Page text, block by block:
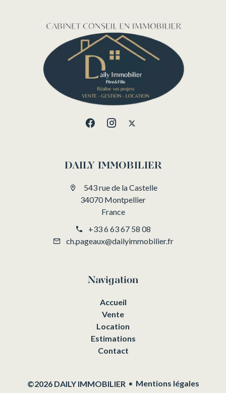
DAILY IMMOBILIER
543 rue de la Castelle
34070 Montpellier
France
+33 6 63 67 58 08
ch.pageaux@dailyimmobilier.fr
Navigation
Accueil
Vente
Location
Estimations
Contact
©2026 DAILY IMMOBILIER
Mentions légales